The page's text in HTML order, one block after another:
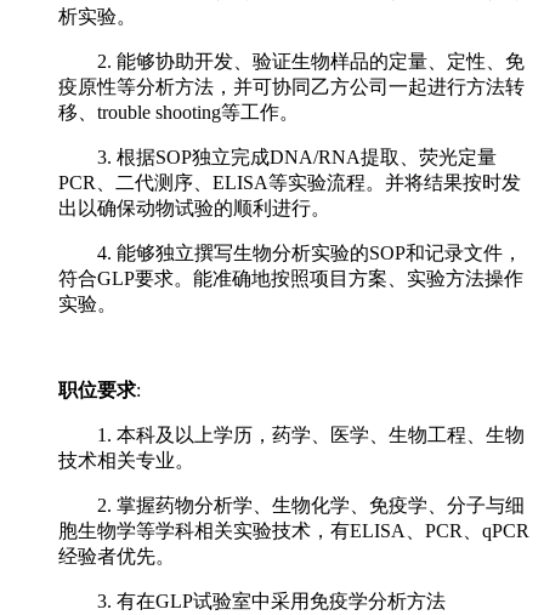
析实验。
2. 能够协助开发、验证生物样品的定量、定性、免
疫原性等分析方法，并可协同乙方公司一起进行方法转
移、trouble shooting等工作。
3. 根据SOP独立完成DNA/RNA提取、荧光定量
PCR、二代测序、ELISA等实验流程。并将结果按时发
出以确保动物试验的顺利进行。
4. 能够独立撰写生物分析实验的SOP和记录文件，
符合GLP要求。能准确地按照项目方案、实验方法操作
实验。
职位要求:
1. 本科及以上学历，药学、医学、生物工程、生物
技术相关专业。
2. 掌握药物分析学、生物化学、免疫学、分子与细
胞生物学等学科相关实验技术，有ELISA、PCR、qPCR
经验者优先。
3. 有在GLP试验室中采用免疫学分析方法